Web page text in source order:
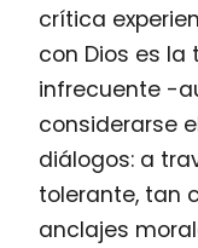
crítica
con Dios es
infrecuente -
considerarse
diálogos: a
tolerante, tan
anclajes